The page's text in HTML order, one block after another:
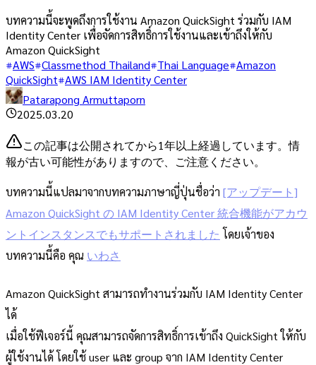
บทความนี้จะพูดถึงการใช้งาน Amazon QuickSight ร่วมกับ IAM
Identity Center เพื่อจัดการสิทธิ์การใช้งานและเข้าถึงให้กับ
Amazon QuickSight
AWS Classmethod Thailand Thai Language Amazon
QuickSight AWS IAM Identity Center
Patarapong Armuttaporn
2025.03.20
この記事は公開されてから1年以上経過しています。情
報が古い可能性がありますので、ご注意ください。
บทความนี้แปลมาจากบทความภาษาญี่ปุ่นชื่อว่า [アップデート]
Amazon QuickSight の IAM Identity Center 統合機能がアカウ
ントインスタンスでもサポートされました โดยเจ้าของ
บทความนี้คือ คุณ いわさ
Amazon QuickSight สามารถทำงานร่วมกับ IAM Identity Center
ได้
เมื่อใช้ฟีเจอร์นี้ คุณสามารถจัดการสิทธิ์การเข้าถึง QuickSight ให้กับ
ผู้ใช้งานได้ โดยใช้ user และ group จาก IAM Identity Center